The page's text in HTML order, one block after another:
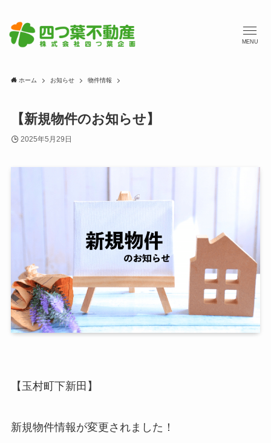
MENU
ホーム お知らせ 物件情報
【新規物件のお知らせ】
2025年5月29日
【玉村町下新田】
新規物件情報が変更されました！